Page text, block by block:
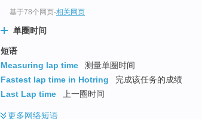
基于78个网页-相关网页
单圈时间
短语
Measuring lap time
测量单圈时间
Fastest lap time in Hotring
完成该任务的成绩
Last Lap time
上一圈时间
更多网络短语